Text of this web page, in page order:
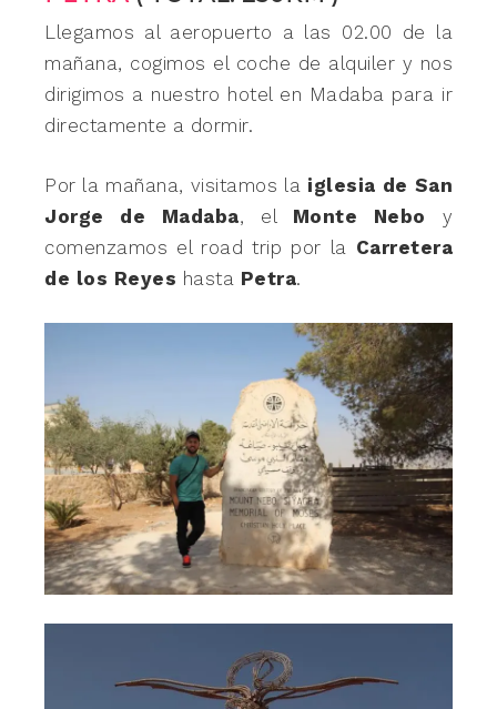
Llegamos al aeropuerto a las 02.00 de la
mañana, cogimos el coche de alquiler y nos
dirigimos a nuestro hotel en Madaba para ir
directamente a dormir.
Por la mañana, visitamos la iglesia de San
Jorge de Madaba, el Monte Nebo y
comenzamos el road trip por la Carretera
de los Reyes hasta Petra.